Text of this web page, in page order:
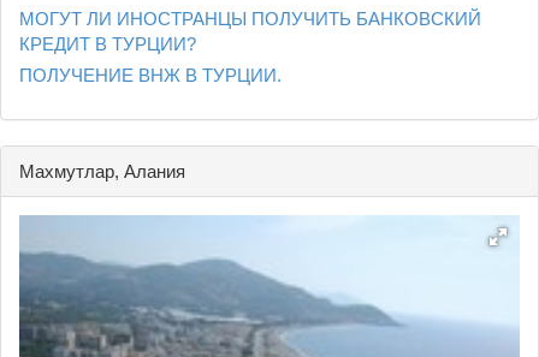
МОГУТ ЛИ ИНОСТРАНЦЫ ПОЛУЧИТЬ БАНКОВСКИЙ
КРЕДИТ В ТУРЦИИ?
ПОЛУЧЕНИЕ ВНЖ В ТУРЦИИ.
Махмутлар, Алания